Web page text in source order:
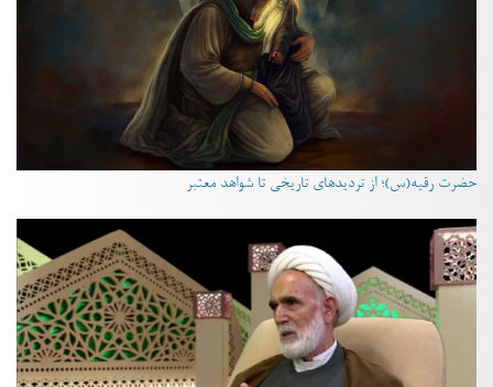
حضرت رقیه(س)؛ از تردیدهای تاریخی تا شواهد معتبر